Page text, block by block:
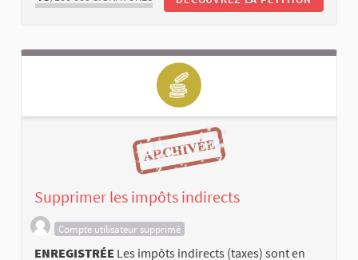
Supprimer les impôts indirects
Compte utilisateur supprimé
ENREGISTRÉE Les impôts indirects (taxes) sont en